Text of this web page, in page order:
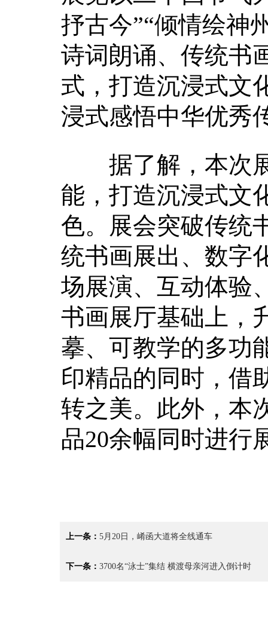
抒古今”“倾情绘神
诗词朗诵、传统书
式，打造沉浸式文
浸式感悟中华优秀
据了解，本次展
能，打造沉浸式文
色。展会突破传统
统书画展出、数字
场展演、互动体验
书画展厅基础上，
摹、可教学的多功
印精品的同时，借
转之美。此外，本
品20余幅同时进行
上一条： 5月20日，崤函大道将全线通车
下一条： 3700名“泳士”集结 横渡母亲河进入倒计时